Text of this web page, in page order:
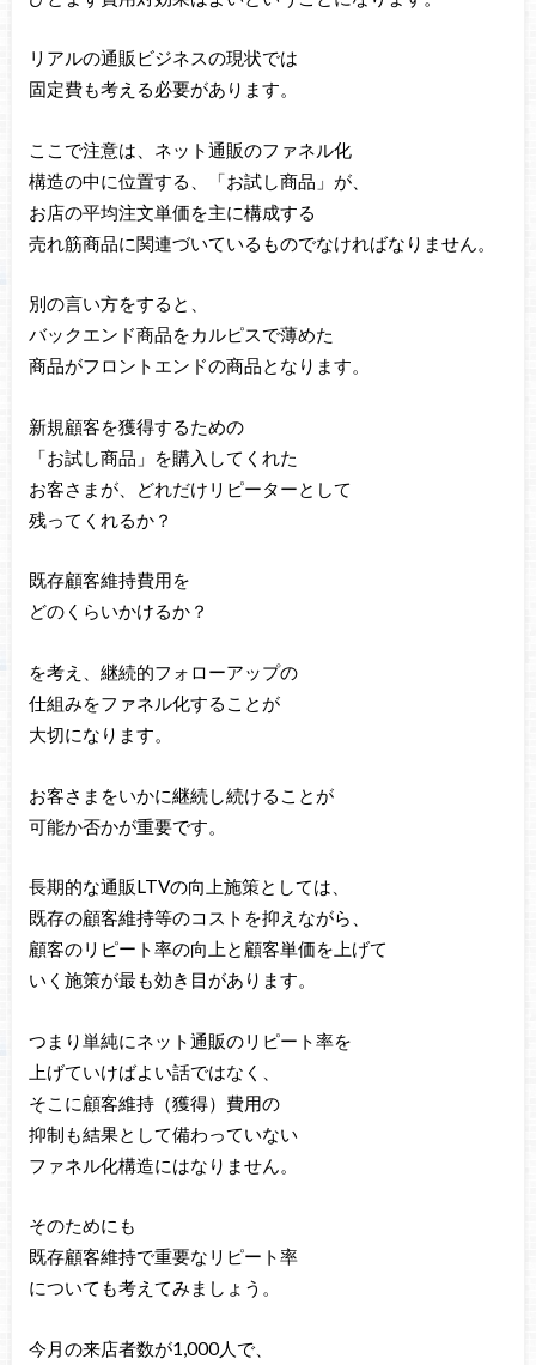
リアルの通販ビジネスの現状では
固定費も考える必要があります。
ここで注意は、ネット通販のファネル化
構造の中に位置する、「お試し商品」が、
お店の平均注文単価を主に構成する
売れ筋商品に関連づいているものでなければなりません。
別の言い方をすると、
バックエンド商品をカルピスで薄めた
商品がフロントエンドの商品となります。
新規顧客を獲得するための
「お試し商品」を購入してくれた
お客さまが、どれだけリピーターとして
残ってくれるか？
既存顧客維持費用を
どのくらいかけるか？
を考え、継続的フォローアップの
仕組みをファネル化することが
大切になります。
お客さまをいかに継続し続けることが
可能か否かが重要です。
長期的な通販LTVの向上施策としては、
既存の顧客維持等のコストを抑えながら、
顧客のリピート率の向上と顧客単価を上げて
いく施策が最も効き目があります。
つまり単純にネット通販のリピート率を
上げていけばよい話ではなく、
そこに顧客維持（獲得）費用の
抑制も結果として備わっていない
ファネル化構造にはなりません。
そのためにも
既存顧客維持で重要なリピート率
についても考えてみましょう。
今月の来店者数が1,000人で、